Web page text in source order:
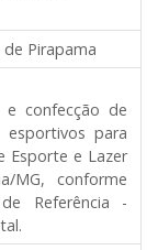
Pirapama
e confecção de
para
Esporte e Lazer
MG, conforme
Referência -